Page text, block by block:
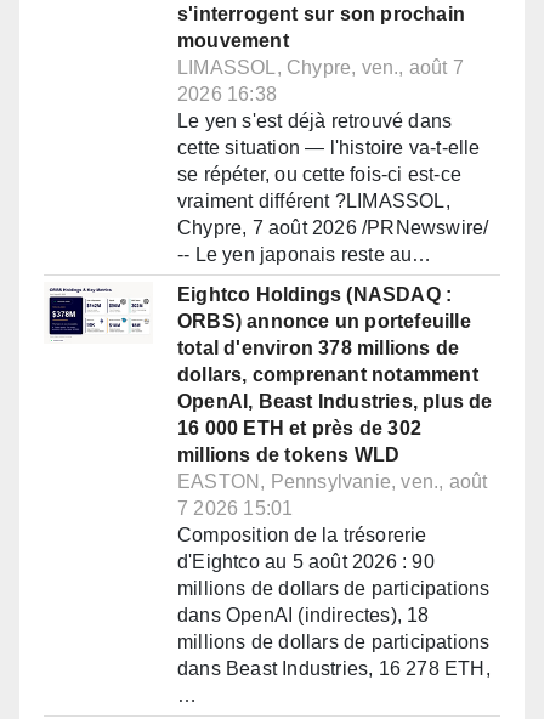
s'interrogent sur son prochain
mouvement
LIMASSOL, Chypre, ven., août 7
2026 16:38
Le yen s'est déjà retrouvé dans
cette situation — l'histoire va-t-elle
se répéter, ou cette fois-ci est-ce
vraiment différent ?LIMASSOL,
Chypre, 7 août 2026 /PRNewswire/
-- Le yen japonais reste au…
Eightco Holdings (NASDAQ :
ORBS) annonce un portefeuille
total d'environ 378 millions de
dollars, comprenant notamment
OpenAI, Beast Industries, plus de
16 000 ETH et près de 302
millions de tokens WLD
EASTON, Pennsylvanie, ven., août
7 2026 15:01
Composition de la trésorerie
d'Eightco au 5 août 2026 : 90
millions de dollars de participations
dans OpenAI (indirectes), 18
millions de dollars de participations
dans Beast Industries, 16 278 ETH,
…